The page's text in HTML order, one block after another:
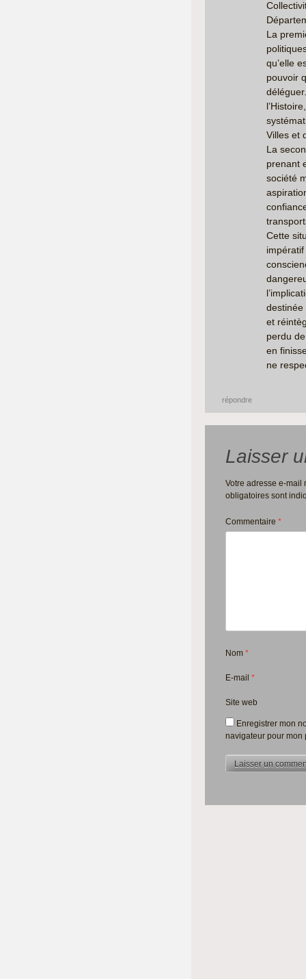
La
qu’elle
pouvoir
Villes et
La
prenant
société
Cette
destinée
et
perdu
en
ne
répondre
Laisser
Votre adresse e-mail
obligatoires sont
Commentaire *
Nom *
E-mail *
Site web
Enregistrer mon
navigateur pour mon